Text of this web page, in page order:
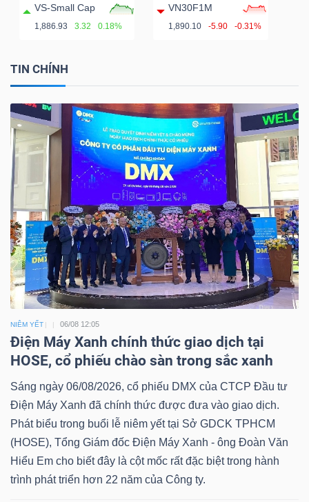
VS-Small Cap
1,886.93 3.32 0.18%
VN30F1M
1,890.10 -5.90 -0.31%
TIN CHÍNH
NIÊM YẾT 06/08 12:05
Điện Máy Xanh chính thức giao dịch tại
HOSE, cổ phiếu chào sàn trong sắc xanh
Sáng ngày 06/08/2026, cổ phiếu DMX của CTCP Đầu tư
Điện Máy Xanh đã chính thức được đưa vào giao dịch.
Phát biểu trong buổi lễ niêm yết tại Sở GDCK TPHCM
(HOSE), Tổng Giám đốc Điện Máy Xanh - ông Đoàn Văn
Hiểu Em cho biết đây là cột mốc rất đặc biệt trong hành
trình phát triển hơn 22 năm của Công ty.